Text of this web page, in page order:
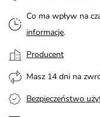
Co ma wpływ na
informacje.
Producent
Masz 14 dni na
Bezpieczeństwo